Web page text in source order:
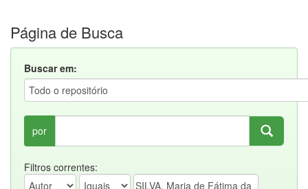
Página de Busca
Buscar em:
por
Filtros correntes: